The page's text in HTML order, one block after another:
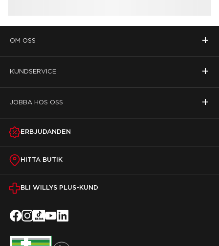
OM OSS +
KUNDSERVICE +
JOBBA HOS OSS +
ERBJUDANDEN
HITTA BUTIK
BLI WILLYS PLUS-KUND